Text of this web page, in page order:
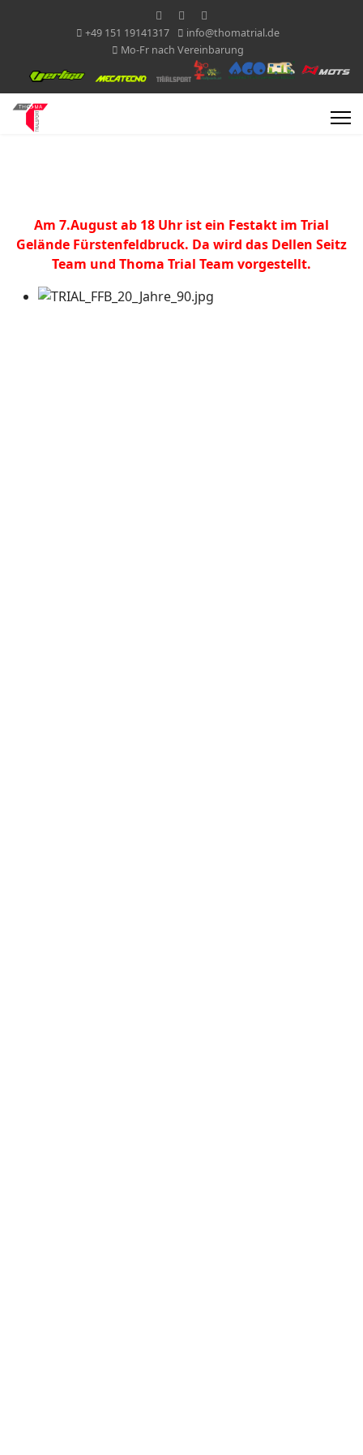
+49 151 19141317
info@thomatrial.de
Mo-Fr nach Vereinbarung
Am 7.August ab 18 Uhr ist ein Festakt im Trial
Gelände Fürstenfeldbruck. Da wird das Dellen Seitz
Team und Thoma Trial Team vorgestellt.